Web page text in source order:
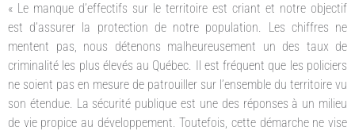
« Le manque d’effectifs sur le territoire est criant et notre objectif
est d’assurer la protection de notre population. Les chiffres ne
mentent pas, nous détenons malheureusement un des taux de
criminalité les plus élevés au Québec. Il est fréquent que les policiers
ne soient pas en mesure de patrouiller sur l’ensemble du territoire vu
son étendue. La sécurité publique est une des réponses à un milieu
de vie propice au développement. Toutefois, cette démarche ne vise